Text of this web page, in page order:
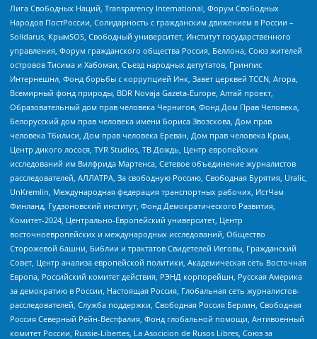
Лига Свободных Наций, Transparеncy International, Форум Свободных
Народов ПостРоссии, Солидарность с гражданским движением в России –
Solidarus, КрымSOS, Свободный университет, Институт государственного
управления, Форум гражданского общества Россия, Беллона, Союз жителей
островов Тисима и Хабомаи, Съезд народных депутатов, Гринпис
Интернешнл, Фонд борьбы с коррупцией Инк, Завет церквей TCCN, Агора,
Всемирный фонд природы, BDR Novaja Gazeta-Europe, Алтай проект,
Образовательный дом прав человека Чернигов, Фонд Дом Прав Человека,
Белорусский дом прав человека имени Бориса Звозскова, Дом прав
человека Тбилиси, Дом прав человека Ереван, Дом прав человека Крым,
Центр дикого лосося, TVR Studios, ТВ Дождь, Центр европейских
исследований им Вилфрида Мартенса, Сетевое объединение журналистов
расследователей, АЛЛАТРА, За свободную Россию, Свободная Бурятия, Uralic,
UnKremlin, Международная федерация транспортных рабочих, ИстЧам
Финланд, Гудзоновский институт, Фонд Демократического Развития,
Комитет-2024, Центрально-Европейский университет, Центр
восточноевропейских и международных исследований, Общество
Сторожевой башни, Библии и трактатов Свидетелей Иеговы, Гражданский
Совет, Центр анализа европейской политики, Академическая сеть Восточная
Европа, Российский комитет действия, РЭНД корпорейшн, Русская Америка
за демократию в России, Настоящая Россия, Глобальная сеть журналистов-
расследователей, Служба поддержки, Свободная Россия Берлин, Свободная
Россия Северный Рейн-Вестфалия, Фонд глобальной помощи, Антивоенный
комитет России, Russie-Libertes, La Asocicion de Rusos Libres, Союз за